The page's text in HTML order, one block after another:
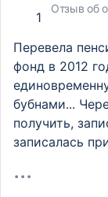
1
Отзыв об
Перевела
фонд в 2012
бубнами...
получить,
записалась